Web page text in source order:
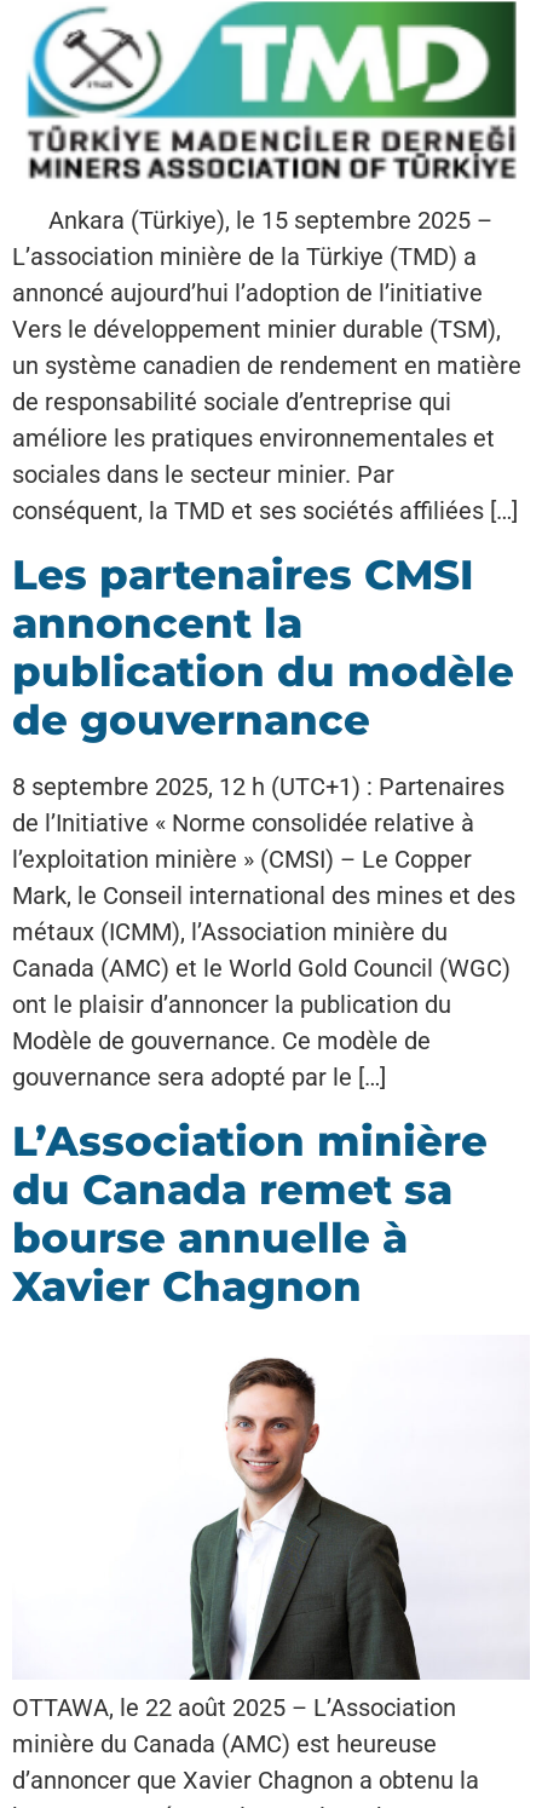
Ankara (Türkiye), le 15 septembre 2025 –
L’association minière de la Türkiye (TMD) a
annoncé aujourd’hui l’adoption de l’initiative
Vers le développement minier durable (TSM),
un système canadien de rendement en matière
de responsabilité sociale d’entreprise qui
améliore les pratiques environnementales et
sociales dans le secteur minier. Par
conséquent, la TMD et ses sociétés affiliées […]
Les partenaires CMSI
annoncent la
publication du modèle
de gouvernance
8 septembre 2025, 12 h (UTC+1) : Partenaires
de l’Initiative « Norme consolidée relative à
l’exploitation minière » (CMSI) – Le Copper
Mark, le Conseil international des mines et des
métaux (ICMM), l’Association minière du
Canada (AMC) et le World Gold Council (WGC)
ont le plaisir d’annoncer la publication du
Modèle de gouvernance. Ce modèle de
gouvernance sera adopté par le […]
L’Association minière
du Canada remet sa
bourse annuelle à
Xavier Chagnon
OTTAWA, le 22 août 2025 – L’Association
minière du Canada (AMC) est heureuse
d’annoncer que Xavier Chagnon a obtenu la